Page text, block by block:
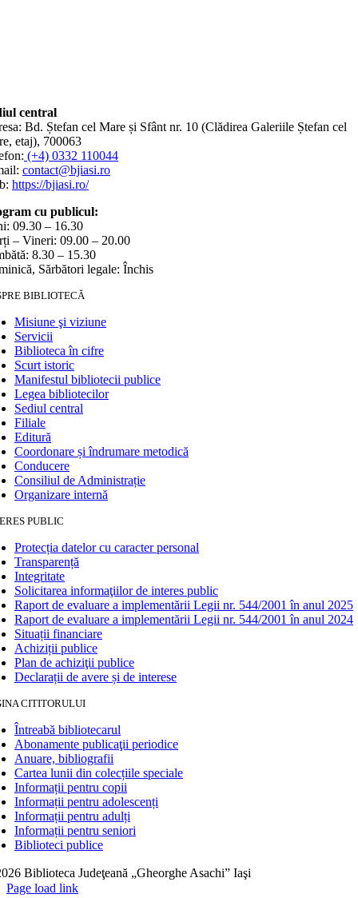
central
Bd. Ștefan cel Mare și Sfânt nr. 10 (Clădirea Galeriile Ștefan cel
etaj), 700063
(+4) 0332 110044
contact@bjiasi.ro
https://bjiasi.ro/
cu publicul:
09.30 – 16.30
– Vineri: 09.00 – 20.00
8.30 – 15.30
Sărbători legale: Închis
BIBLIOTECĂ
Misiune şi viziune
Servicii
Biblioteca în cifre
Scurt istoric
Manifestul bibliotecii publice
Legea bibliotecilor
Sediul central
Filiale
Editură
Coordonare și îndrumare metodică
Conducere
Consiliul de Administrație
Organizare internă
PUBLIC
Protecția datelor cu caracter personal
Transparență
Integritate
Solicitarea informaţiilor de interes public
Raport de evaluare a implementării Legii nr. 544/2001 în anul 2025
Raport de evaluare a implementării Legii nr. 544/2001 în anul 2024
Situații financiare
Achiziții publice
Plan de achiziţii publice
Declarații de avere și de interese
CITITORULUI
Întreabă bibliotecarul
Abonamente publicaţii periodice
Anuare, bibliografii
Cartea lunii din colecțiile speciale
Informații pentru copii
Informații pentru adolescenți
Informații pentru adulți
Informații pentru seniori
Biblioteci publice
Biblioteca Judeţeană „Gheorghe Asachi” Iaşi
Page load link